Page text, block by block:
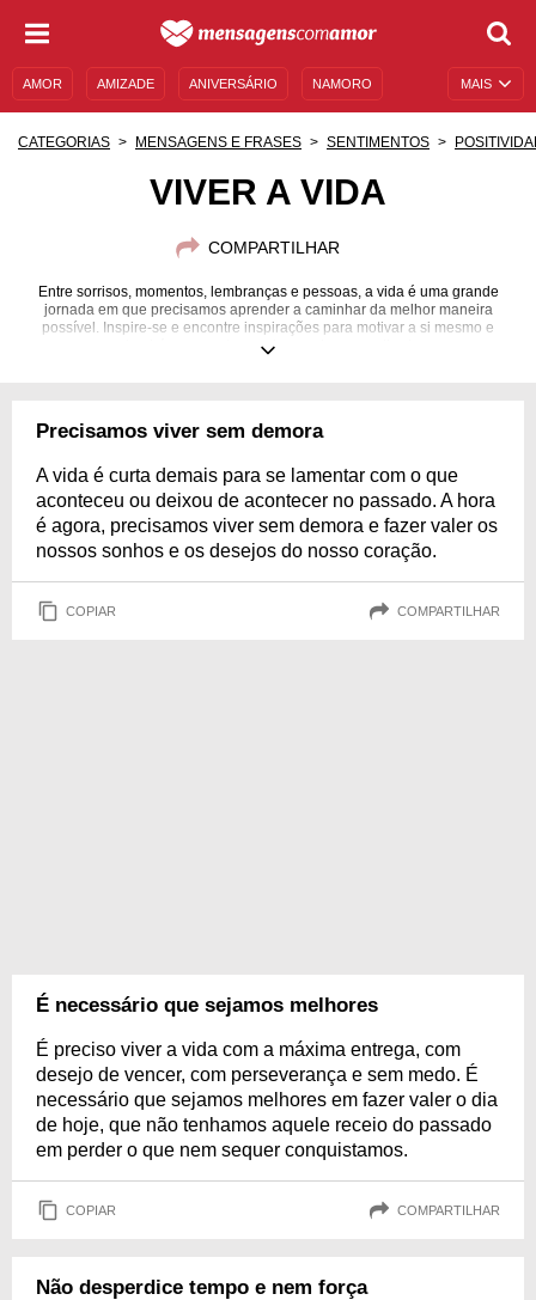
MAIS
AMOR AMIZADE ANIVERSÁRIO NAMORO
CATEGORIAS MENSAGENS E FRASES SENTIMENTOS
VIVER A VIDA
COMPARTILHAR
Entre sorrisos, momentos, lembranças e pessoas, a vida é uma grande
jornada em que precisamos aprender a caminhar da melhor maneira
possível. Inspire-se e encontre inspirações para motivar a si mesmo e
também aos outros a viver cada vez melhor!
Precisamos viver sem demora
A vida é curta demais para se lamentar com o que
aconteceu ou deixou de acontecer no passado. A hora
é agora, precisamos viver sem demora e fazer valer os
nossos sonhos e os desejos do nosso coração.
COPIAR COMPARTILHAR
É necessário que sejamos melhores
É preciso viver a vida com a máxima entrega, com
desejo de vencer, com perseverança e sem medo. É
necessário que sejamos melhores em fazer valer o dia
de hoje, que não tenhamos aquele receio do passado
em perder o que nem sequer conquistamos.
COPIAR COMPARTILHAR
Não desperdice tempo e nem força